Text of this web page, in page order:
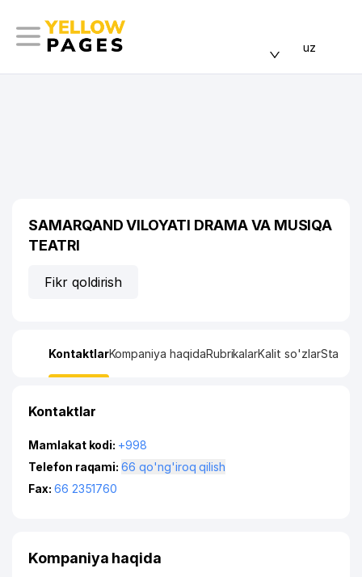
uz
SAMARQAND VILOYATI DRAMA VA MUSIQA
TEATRI
Fikr qoldirish
KontaktlarKompaniya haqidaRubrikalarKalit so'zlar
Kontaktlar
Mamlakat kodi: +998
Telefon raqami:
66 qo'ng'iroq qilish
Fax: 66 2351760
Kompaniya haqida